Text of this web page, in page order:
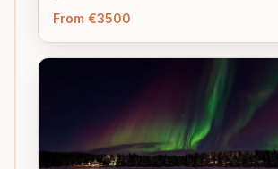
From €3500